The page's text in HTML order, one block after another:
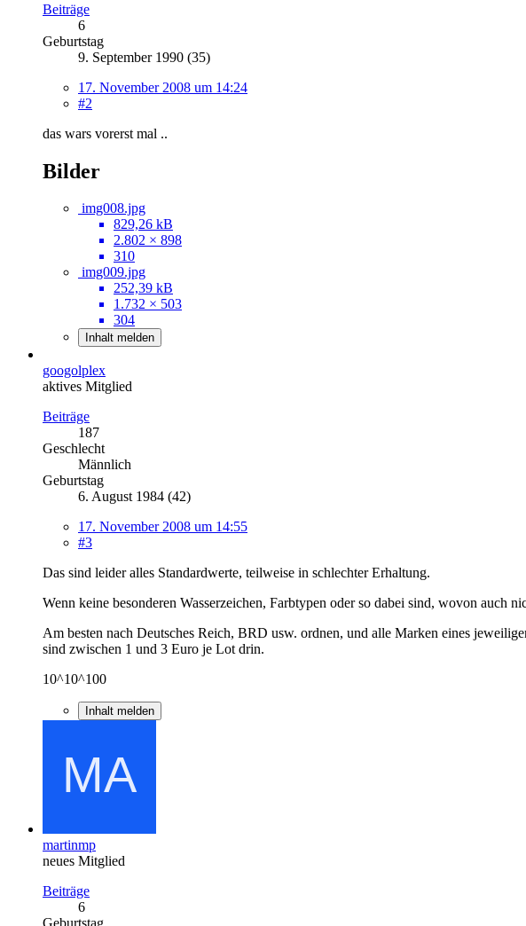
Beiträge
6
Geburtstag
9. September 1990 (35)
17. November 2008 um 14:24
#2
das wars vorerst mal ..
Bilder
img008.jpg
829,26 kB
2.802 × 898
310
img009.jpg
252,39 kB
1.732 × 503
304
Inhalt melden
googolplex
aktives Mitglied
Beiträge
187
Geschlecht
Männlich
Geburtstag
6. August 1984 (42)
17. November 2008 um 14:55
#3
Das sind leider alles Standardwerte, teilweise in schlechter Erhaltung.
Wenn keine besonderen Wasserzeichen, Farbtypen oder so dabei sind, wovon auch
Am besten nach Deutsches Reich, BRD usw. ordnen, und alle Marken eines
sind zwischen 1 und 3 Euro je Lot drin.
10^10^100
Inhalt melden
martinmp
neues Mitglied
Beiträge
6